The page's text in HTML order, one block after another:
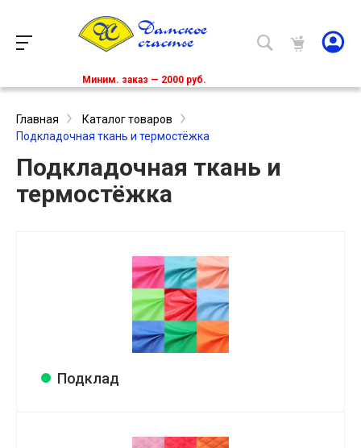
Миним. заказ — 2000 руб.
Главная
Каталог товаров
Подкладочная ткань и термостёжка
Подкладочная ткань и
термостёжка
Подклад